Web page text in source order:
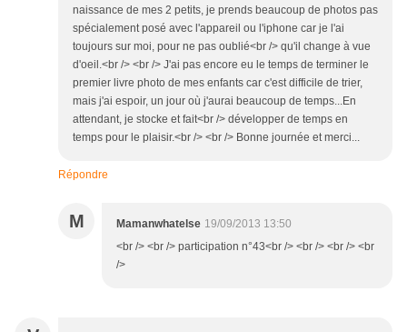
naissance de mes 2 petits, je prends beaucoup de photos pas
spécialement posé avec l'appareil ou l'iphone car je l'ai
toujours sur moi, pour ne pas oublié<br /> qu'il change à vue
d'oeil.<br /> <br /> J'ai pas encore eu le temps de terminer le
premier livre photo de mes enfants car c'est difficile de trier,
mais j'ai espoir, un jour où j'aurai beaucoup de temps...En
attendant, je stocke et fait<br /> développer de temps en
temps pour le plaisir.<br /> <br /> Bonne journée et merci...
Répondre
M Mamanwhatelse 19/09/2013 13:50
<br /> <br /> participation n°43<br /> <br /> <br /> <br
/>